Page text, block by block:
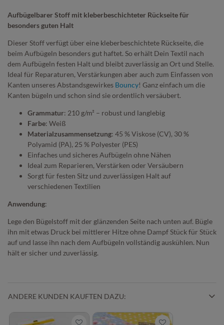
Aufbügelbarer Stoff mit kleberbeschichteter Rückseite für
besonders guten Halt
Dieser Stoff verfügt über eine kleberbeschichtete Rückseite, die
beim Aufbügeln besonders gut haftet. So erhält Dein Textil nach
dem Aufbügeln festen Halt und bleibt zuverlässig an Ort und Stelle.
Ideal für Reparaturen, Verstärkungen aber auch zum Einfassen von
Kanten unseres Abstandsgewirkes Bouncy! Ganz einfach um die
Kanten bügeln und schon sind sie ordentlich versäubert.
Grammatur: 210 g/m² – robust und langlebig
Farbe: Weiß
Materialzusammensetzung: 45 % Viskose (CV), 30 %
Polyamid (PA), 25 % Polyester (PES)
Einfaches und sicheres Aufbügeln ohne Nähen
Ideal zum Reparieren, Verstärken oder Versäubern
Sorgt für festen Sitz und zuverlässigen Halt auf
verschiedenen Textilien
Anwendung:
Lege den Bügelstoff mit der glänzenden Seite nach unten auf. Bügle
ihn mit etwas Druck bei mittlerer Hitze ohne Dampf Stück für Stück
auf und lasse ihn nach dem Aufbügeln vollständig auskühlen. Nun
hält er sicher und zuverlässig.
ANDERE KUNDEN KAUFTEN DAZU: